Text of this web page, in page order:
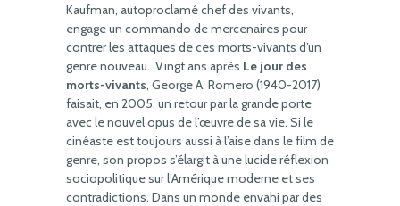
Kaufman, autoproclamé chef des vivants,
engage un commando de mercenaires pour
contrer les attaques de ces morts-vivants d’un
genre nouveau…Vingt ans après Le jour des
morts-vivants, George A. Romero (1940-2017)
faisait, en 2005, un retour par la grande porte
avec le nouvel opus de l’œuvre de sa vie. Si le
cinéaste est toujours aussi à l’aise dans le film de
genre, son propos s’élargit à une lucide réflexion
sociopolitique sur l’Amérique moderne et ses
contradictions. Dans un monde envahi par des